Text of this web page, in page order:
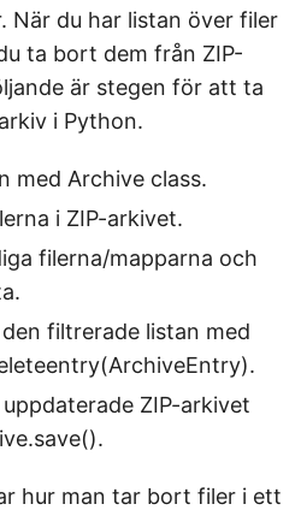
När du har listan över filer
ta bort dem från ZIP-
är stegen för att ta
i Python.
med Archive class.
i ZIP-arkivet.
filerna/mapparna och
filtrerade listan med
ZIP-arkivet
hur man tar bort filer i ett